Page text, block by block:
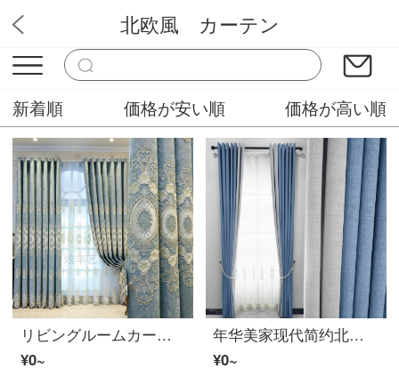
ミステリーカーテンショップ
北欧風 カーテン
新着順 価格が安い順 価格が高い順
リビングルームカーテン成品高档大气 轻奢 寝室のカーテン 遮光窗帘欧式大气定制客厅シェニール绣花窗帘成品卧室遮光落地窗飘 浅蓝色ファブリック生地帘挂钩款 1米*不加工
¥0~
年华美家现代简约北欧风无缝拼接遮光加厚窗帘成品定制客厅卧室书房窗帘ファブリック生地 浅蓝色 ファブリック生地每米加工免费
¥0~